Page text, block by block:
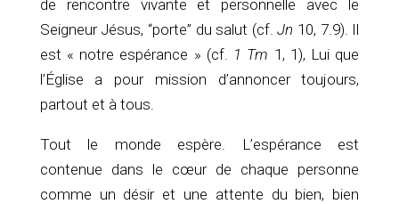
de rencontre vivante et personnelle avec le
Seigneur Jésus, “porte” du salut (cf. Jn 10, 7.9). Il
est « notre espérance » (cf. 1 Tm 1, 1), Lui que
l’Église a pour mission d’annoncer toujours,
partout et à tous.
Tout le monde espère. L’espérance est
contenue dans le cœur de chaque personne
comme un désir et une attente du bien, bien